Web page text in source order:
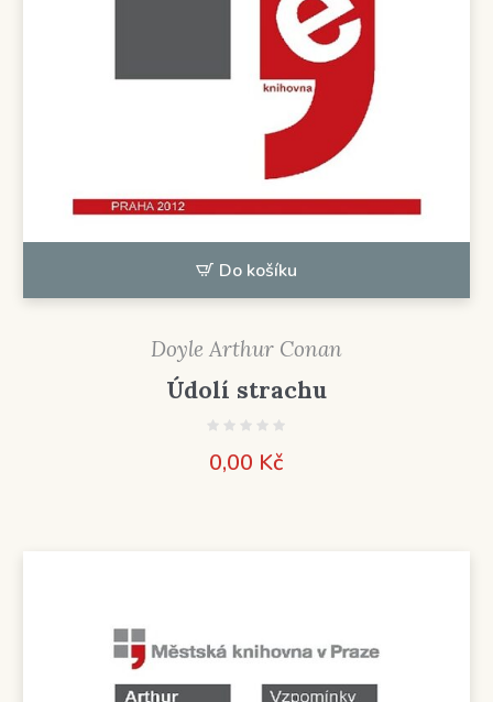
Do košíku
Doyle Arthur Conan
Údolí strachu
0,00 Kč